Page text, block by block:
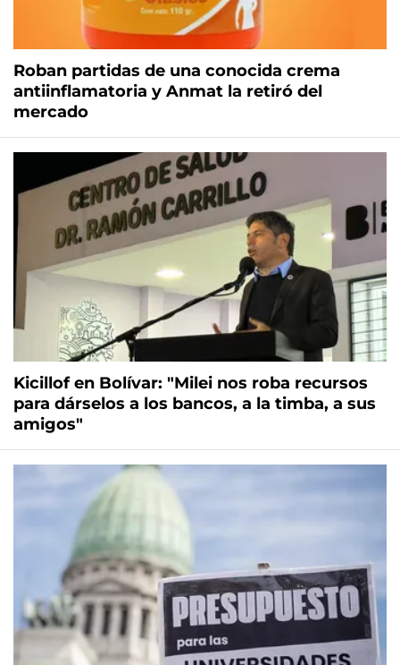
Roban partidas de una conocida crema
antiinflamatoria y Anmat la retiró del
mercado
Kicillof en Bolívar: "Milei nos roba recursos
para dárselos a los bancos, a la timba, a sus
amigos"